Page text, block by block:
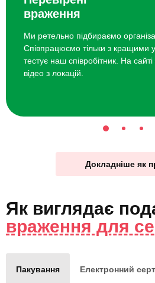
враження
Ми ретельно підбираємо
Співпрацюємо тільки з кращими
тестує наш співробітник. На
відео з локацій.
Докладніше як
Як виглядає
враження для
Пакування Електронний